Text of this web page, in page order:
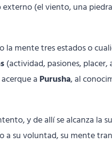
(el viento, una
la mente tres estados o
(actividad, pasiones, placer,
a Purusha, al
y de allí se alcanza
a su voluntad, su mente